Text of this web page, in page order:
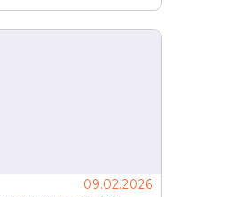
09.02.2026